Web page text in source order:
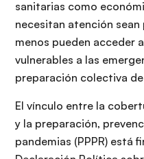
sanitarias como
necesitan atención
menos pueden acceder
vulnerables a las
preparación colectiva
El vínculo entre la
y la preparación,
pandemias (PPPR) está